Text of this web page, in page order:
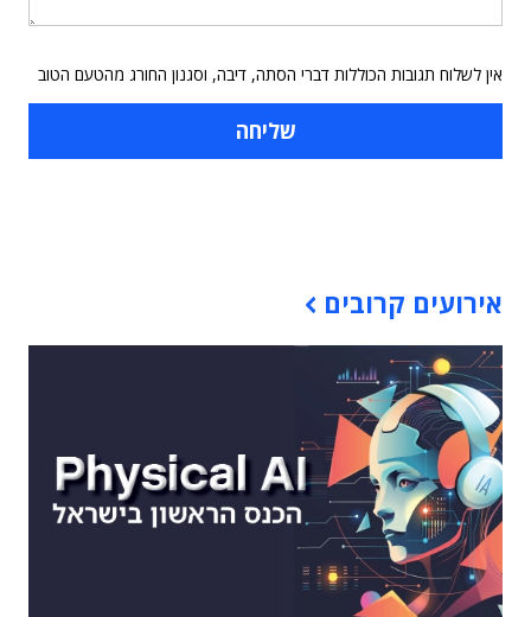
אין לשלוח תגובות הכוללות דברי הסתה, דיבה, וסגנון החורג מהטעם הטוב
אירועים קרובים